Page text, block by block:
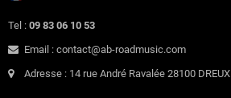
Tel : 09 83 06 10 53
Email : contact@ab-roadmusic.com
Adresse : 14 rue André Ravalée 28100 DREUX